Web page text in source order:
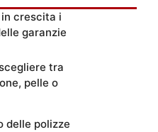
crescita i
garanzie
tra
pelle o
delle polizze